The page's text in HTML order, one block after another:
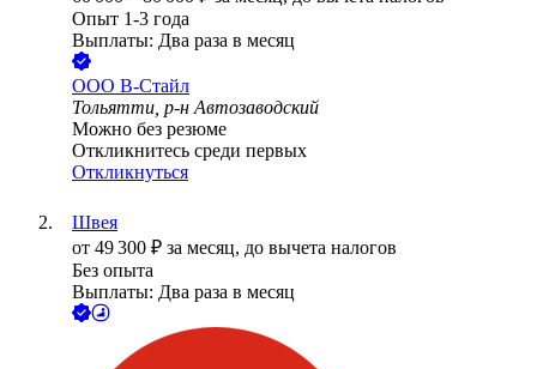
Опыт 1-3 года
Выплаты: Два раза в месяц
ООО В-Стайл
Тольятти, р-н Автозаводский
Можно без резюме
Откликнитесь среди первых
Откликнуться
Швея
от 49 300 ₽ за месяц, до вычета налогов
Без опыта
Выплаты: Два раза в месяц